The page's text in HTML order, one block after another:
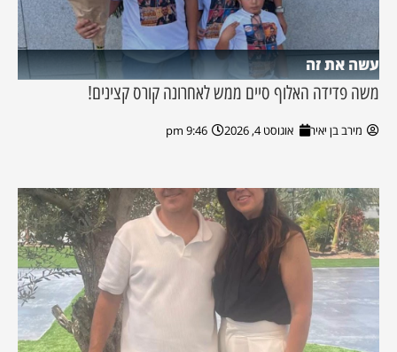
עשה את זה
משה פדידה האלוף סיים ממש לאחרונה קורס קצינים!
מירב בן יאיר אוגוסט 4, 2026 9:46 pm